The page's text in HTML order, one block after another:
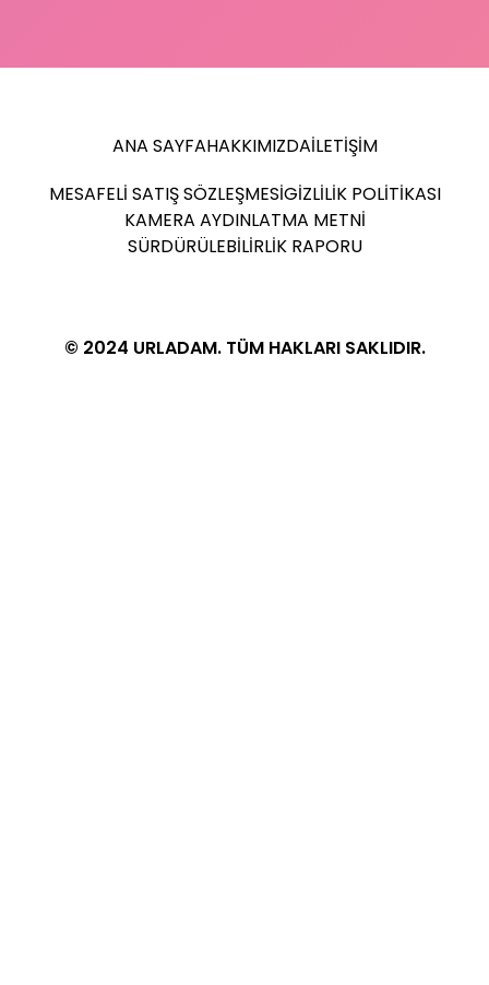
ANA SAYFAHAKKIMIZDAİLETIŞIM
MESAFELI SATIŞ SÖZLEŞMESIGIZLILIK POLITIKASI
KAMERA AYDINLATMA METNI
SÜRDÜRÜLEBILIRLIK RAPORU
© 2024 URLADAM. TÜM HAKLARI SAKLIDIR.